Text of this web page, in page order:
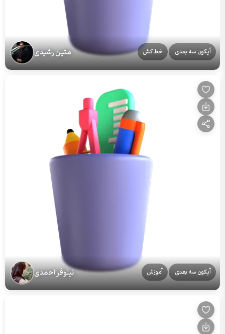
آیکون سه بعدی خط کش متین رشیدی
آیکون سه بعدی آموزش نیلوفر احمدی